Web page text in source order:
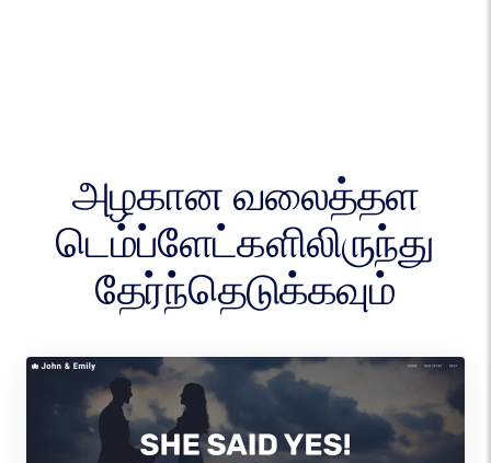
அழகான வலைத்தள
டெம்ப்ளேட்களிலிருந்து
தேர்ந்தெடுக்கவும்